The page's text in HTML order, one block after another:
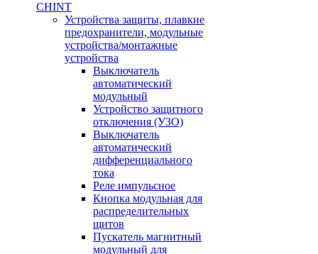
CHINT
Устройства защиты, плавкие
предохранители, модульные
устройства/монтажные
устройства
Выключатель
автоматический
модульный
Устройство защитного
отключения (УЗО)
Выключатель
автоматический
дифференциального
тока
Реле импульсное
Кнопка модульная для
распределительных
щитов
Пускатель магнитный
модульный для